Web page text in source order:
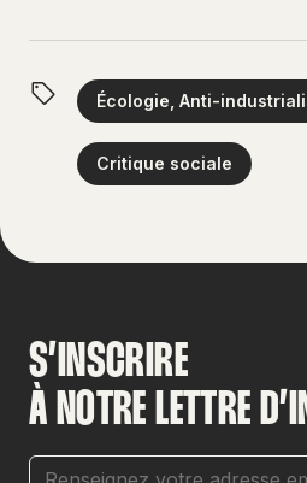
Écologie, Anti-
Critique sociale
S’INSCRIRE
À NOTRE LETTRE